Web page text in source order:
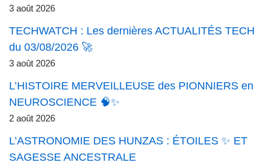
3 août 2026
TECHWATCH : Les dernières ACTUALITÉS TECH
du 03/08/2026 🚀
3 août 2026
L’HISTOIRE MERVEILLEUSE des PIONNIERS en
NEUROSCIENCE 🧠✨
2 août 2026
L’ASTRONOMIE DES HUNZAS : ÉTOILES ✨ ET
SAGESSE ANCESTRALE